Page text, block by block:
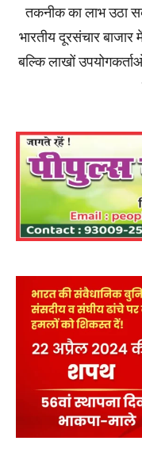
तकनीक का लाभ उठा
भारतीय दूरसंचार
बल्कि लाखों